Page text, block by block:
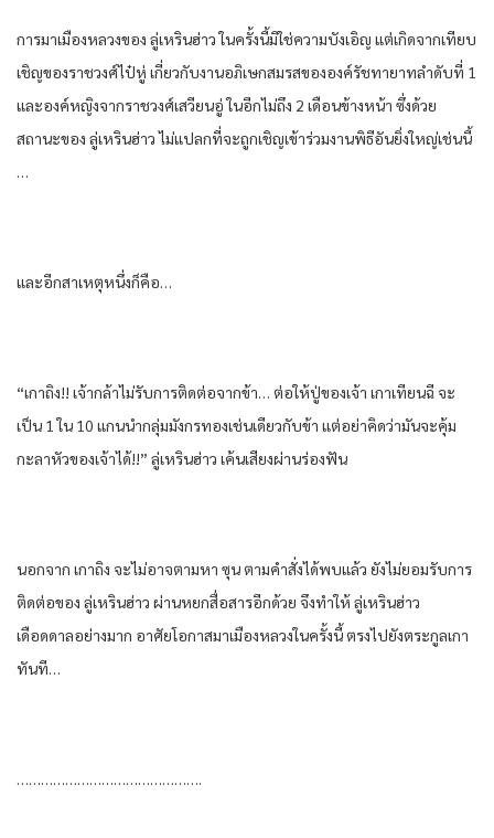
การ​มาเมืองหลวง​ของ​ ลู่​เห​ริน​ฮ่าว​ ใน​ครั้งนี้​มิใช่ความบังเอิญ​ แต่​เกิด​จาก​เทียบ
เชิญ​ของ​ราชวงศ์​ไป๋หู่​ เกี่ยวกับ​งาน​อภิเษกสมรส​ของ​องค์​รัชทายาท​ลำดับ​ที่​ 1
และ​องค์​หญิง​จาก​ราชวงศ์​เสวียน​อู่​ ใน​อีก​ไม่ถึง 2 เดือน​ข้างหน้า​ ซึ่งด้วย​
สถานะ​ของ​ ลู่​เห​ริน​ฮ่าว​ ไม่แปลก​ที่จะ​ถูก​เชิญเข้าร่วม​งานพิธี​อัน​ยิ่งใหญ่​เช่นนี้​
…
และ​อีก​สาเหตุ​หนึ่ง​ก็​คือ​…
“เกา​ถิง!! เจ้ากล้า​ไม่รับ​การ​ติดต่อ​จาก​ข้า​… ต่อให้​ปู่ของ​เจ้า เกา​เทียน​ฉี จะ
เป็น​ 1 ใน​ 10 แกนนำ​กลุ่ม​มังกร​ทอง​เช่นเดียวกับ​ข้า​ แต่​อย่า​คิด​ว่า​มัน​จะคุ้ม
กะลาหัว​ของ​เจ้าได้​!!” ลู่​เห​ริน​ฮ่าว​ เค้น​เสียง​ผ่าน​ร่อง​ฟัน​
นอกจาก​ เกา​ถิง จะไม่อาจ​ตามหา​ ซุน​ ตามคำสั่ง​ได้​พบ​แล้ว​ ยัง​ไม่ยอมรับ​การ​
ติดต่อ​ของ​ ลู่​เห​ริน​ฮ่าว​ ผ่าน​หยก​สื่อสาร​อีกด้วย​ จึงทำให้​ ลู่​เห​ริน​ฮ่าว​
เดือดดาล​อย่าง​มาก​ อาศัย​โอกาส​มาเมืองหลวง​ใน​ครั้งนี้​ ตรง​ไปยัง​ตระกูล​เกา​
ทันที​…
……………………………………….